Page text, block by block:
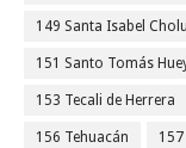
149 Santa Isabel
151 Santo Tomás
153 Tecali de Herrera
156 Tehuacán